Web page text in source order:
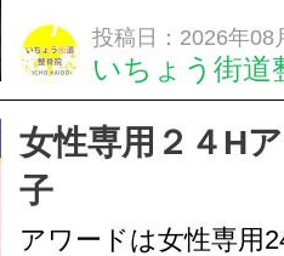
ありませんか？無意
は、顎の痛みや疲れ
フェイスラインの張
のこわばり・頭痛や
ながることがありま
投稿日：2026年08
いちょう街道
女性専用２４H
子
アワードは女性専用